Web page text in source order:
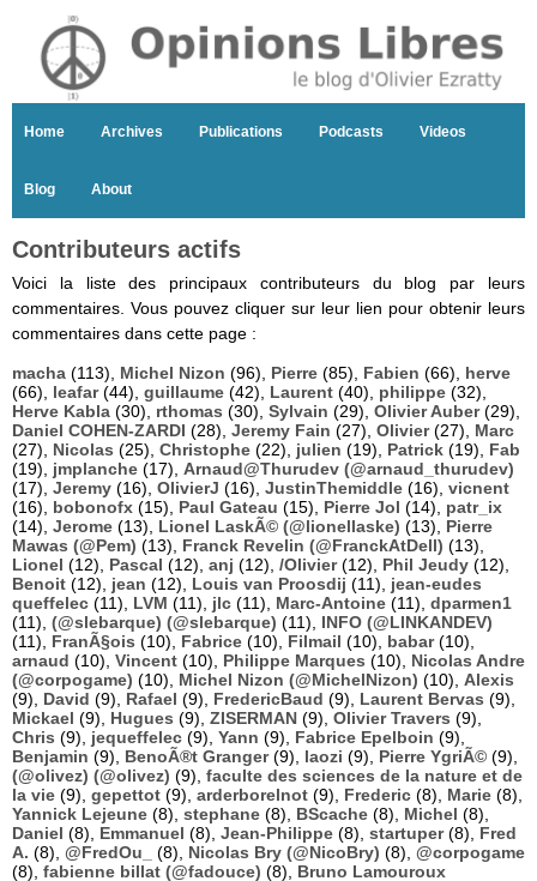
Home Archives Publications Podcasts Videos
Blog About
Contributeurs actifs
Voici la liste des principaux contributeurs du blog par leurs
commentaires. Vous pouvez cliquer sur leur lien pour obtenir leurs
commentaires dans cette page :
macha (113), Michel Nizon (96), Pierre (85), Fabien (66), herve
(66), leafar(44), guillaume (42), Laurent (40), philippe (32),
Herve Kabla (30), rthomas (30), Sylvain (29), Olivier Auber(29),
Daniel COHEN-ZARDI (28), Jeremy Fain (27), Olivier(27), Marc
(27), Nicolas (25), Christophe (22), julien (19), Patrick (19), Fab
(19), jmplanche (17), Arnaud@Thurudev (@arnaud_thurudev)
(17), Jeremy (16), OlivierJ (16), JustinThemiddle (16), vicnent
(16), bobonofx (15), Paul Gateau (15), Pierre Jol (14), patr_ix
(14), Jerome (13), Lionel LaskÃ© (@lionellaske) (13), Pierre
Mawas (@Pem) (13), Franck Revelin (@FranckAtDell) (13),
Lionel (12), Pascal (12), anj (12), /Olivier(12), Phil Jeudy (12),
Benoit (12), jean (12), Louis van Proosdij (11), jean-eudes
queffelec (11), LVM (11), jlc (11), Marc-Antoine (11), dparmen1
(11), (@slebarque) (@slebarque) (11), INFO (@LINKANDEV)
(11), FranÃ§ois (10), Fabrice (10), Filmail (10), babar(10),
arnaud (10), Vincent (10), Philippe Marques (10), Nicolas Andre
(@corpogame) (10), Michel Nizon (@MichelNizon) (10), Alexis
(9), David (9), Rafael (9), FredericBaud (9), Laurent Bervas (9),
Mickael (9), Hugues (9), ZISERMAN (9), Olivier Travers (9),
Chris (9), jequeffelec (9), Yann (9), Fabrice Epelboin (9),
Benjamin (9), BenoÃ®t Granger(9), laozi (9), Pierre YgriÃ© (9),
(@olivez) (@olivez) (9), faculte des sciences de la nature et de
la vie (9), gepettot (9), arderborelnot (9), Frederic (8), Marie (8),
Yannick Lejeune (8), stephane (8), BScache (8), Michel (8),
Daniel (8), Emmanuel (8), Jean-Philippe (8), startuper(8), Fred
A. (8), @FredOu_ (8), Nicolas Bry (@NicoBry) (8), @corpogame
(8), fabienne billat (@fadouce) (8), Bruno Lamouroux